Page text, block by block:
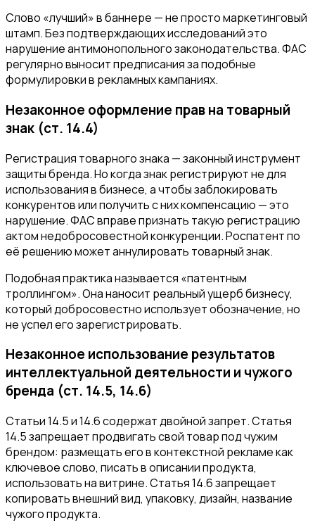
Слово «лучший» в баннере — не просто маркетинговый
штамп. Без подтверждающих исследований это
нарушение антимонопольного законодательства. ФАС
регулярно выносит предписания за подобные
формулировки в рекламных кампаниях.
Незаконное оформление прав на товарный
знак (ст. 14.4)
Регистрация товарного знака — законный инструмент
защиты бренда. Но когда знак регистрируют не для
использования в бизнесе, а чтобы заблокировать
конкурентов или получить с них компенсацию — это
нарушение. ФАС вправе признать такую регистрацию
актом недобросовестной конкуренции. Роспатент по
её решению может аннулировать товарный знак.
Подобная практика называется «патентным
троллингом». Она наносит реальный ущерб бизнесу,
который добросовестно использует обозначение, но
не успел его зарегистрировать.
Незаконное использование результатов
интеллектуальной деятельности и чужого
бренда (ст. 14.5, 14.6)
Статьи 14.5 и 14.6 содержат двойной запрет. Статья
14.5 запрещает продвигать свой товар под чужим
брендом: размещать его в контекстной рекламе как
ключевое слово, писать в описании продукта,
использовать на витрине. Статья 14.6 запрещает
копировать внешний вид, упаковку, дизайн, название
чужого продукта.